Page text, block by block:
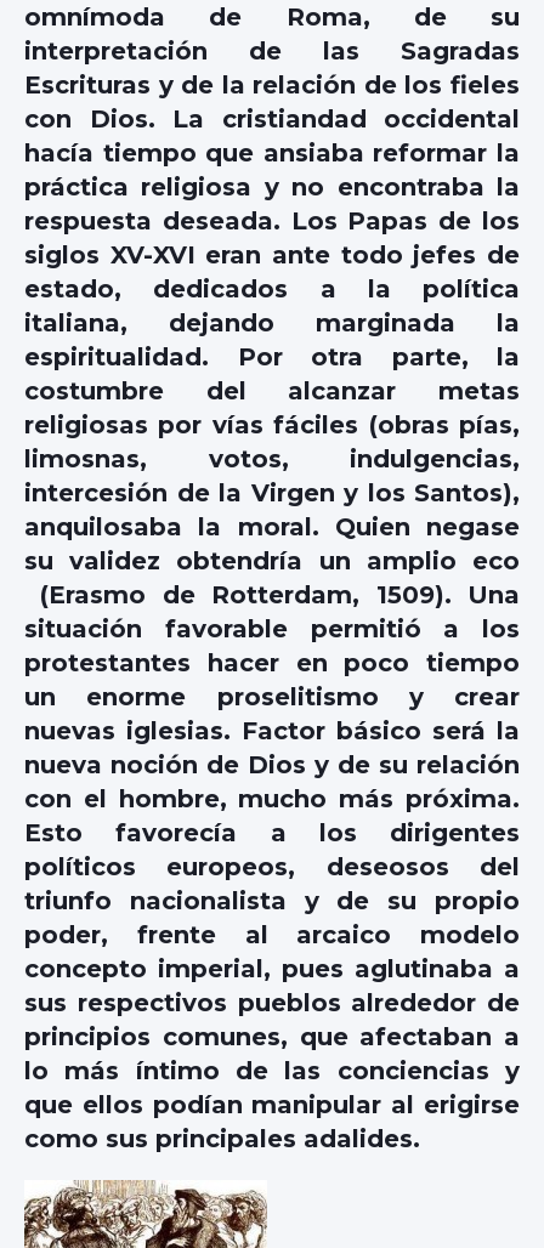
omnímoda de Roma, de su
interpretación de las Sagradas
Escrituras y de la relación de los fieles
con Dios. La cristiandad occidental
hacía tiempo que ansiaba reformar la
práctica religiosa y no encontraba la
respuesta deseada. Los Papas de los
siglos XV-XVI eran ante todo jefes de
estado, dedicados a la política
italiana, dejando marginada la
espiritualidad. Por otra parte, la
costumbre del alcanzar metas
religiosas por vías fáciles (obras pías,
limosnas, votos, indulgencias,
intercesión de la Virgen y los Santos),
anquilosaba la moral. Quien negase
su validez obtendría un amplio eco
(Erasmo de Rotterdam, 1509). Una
situación favorable permitió a los
protestantes hacer en poco tiempo
un enorme proselitismo y crear
nuevas iglesias. Factor básico será la
nueva noción de Dios y de su relación
con el hombre, mucho más próxima.
Esto favorecía a los dirigentes
políticos europeos, deseosos del
triunfo nacionalista y de su propio
poder, frente al arcaico modelo
concepto imperial, pues aglutinaba a
sus respectivos pueblos alrededor de
principios comunes, que afectaban a
lo más íntimo de las conciencias y
que ellos podían manipular al erigirse
como sus principales adalides.